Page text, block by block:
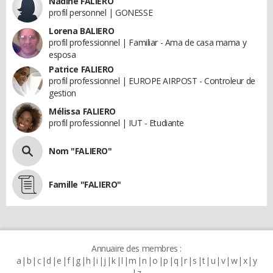
profil personnel | GONESSE
Lorena BALIERO
profil professionnel | Familiar - Ama de casa mama y
esposa
Patrice FALIERO
profil professionnel | EUROPE AIRPOST - Controleur de
gestion
Mélissa FALIERO
profil professionnel | IUT - Etudiante
Nom "FALIERO"
Famille "FALIERO"
Annuaire des membres :
a b c d e f g h i j k l m n o p q r s t u v w x y